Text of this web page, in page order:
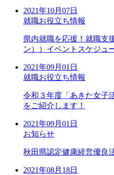
2021年10月07日
就職お役立ち情報
県内就職を応援！就職支
ン））イベントスケジュ
2021年09月01日
就職お役立ち情報
令和３年度「あきた女子
をご紹介します！
2021年09月01日
お知らせ
秋田県認定健康経営優良
2021年08月18日